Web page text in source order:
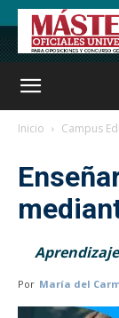
Inicio Campus
Por María del